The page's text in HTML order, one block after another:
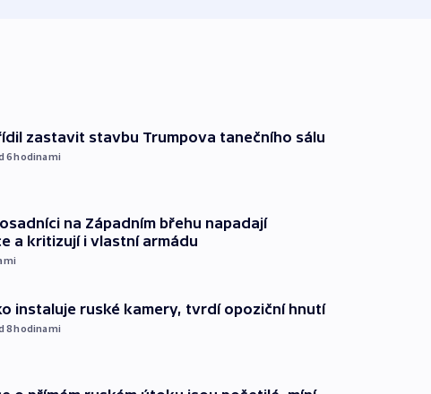
zastavit stavbu Trumpova tanečního sálu
6hodinami
na Západním břehu napadají
a kritizují i vlastní armádu
instaluje ruské kamery, tvrdí opoziční hnutí
8hodinami